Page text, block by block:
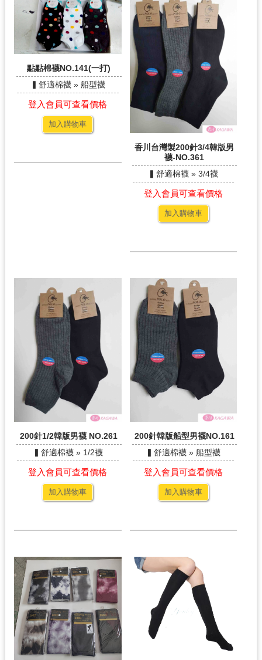
點點棉襪NO.141(一打)
▍舒適棉襪 » 船型襪
登入會員可查看價格
加入購物車
香川台灣製200針3/4韓版男
襪-NO.361
▍舒適棉襪 » 3/4襪
登入會員可查看價格
加入購物車
200針1/2韓版男襪 NO.261
▍舒適棉襪 » 1/2襪
登入會員可查看價格
加入購物車
200針韓版船型男襪NO.161
▍舒適棉襪 » 船型襪
登入會員可查看價格
加入購物車